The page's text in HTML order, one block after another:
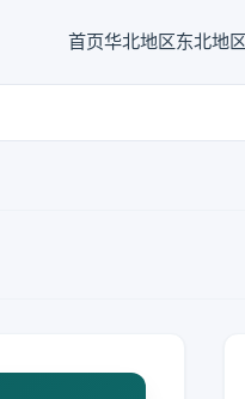
首页华北地区东北地区